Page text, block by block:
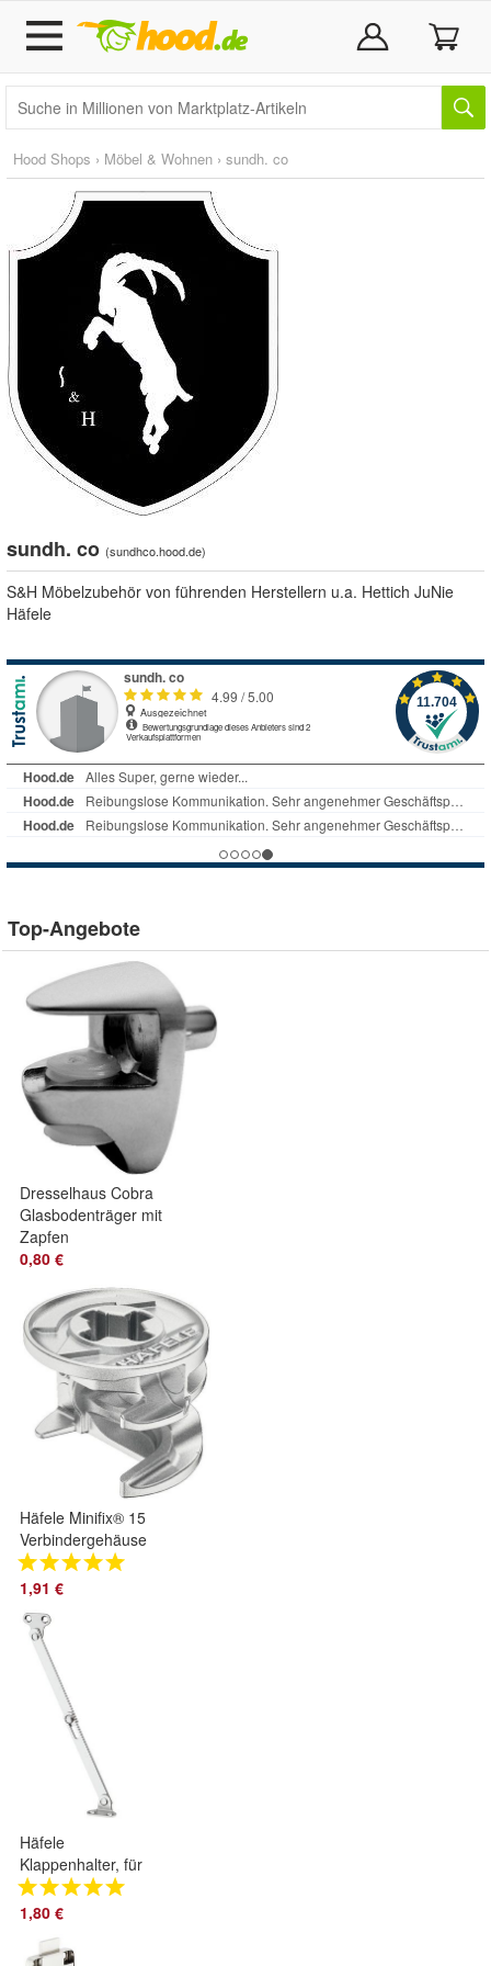
Hood Shops › Möbel & Wohnen › sundh. co
sundh. co (sundhco.hood.de)
S&H Möbelzubehör von führenden Herstellern u.a. Hettich JuNie
Häfele
Top-Angebote
Dresselhaus Cobra
Glasbodenträger mit
Zapfen
0,80 €
Häfele Minifix® 15
Verbindergehäuse
Möbelverbinder
Exzenterverbinder
1,91 €
Häfele
Klappenhalter, für
Klappen aus Holz,
mit Schlitzführung
1,80 €